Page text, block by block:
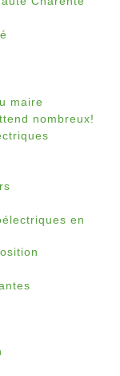
maire
nombreux!
en